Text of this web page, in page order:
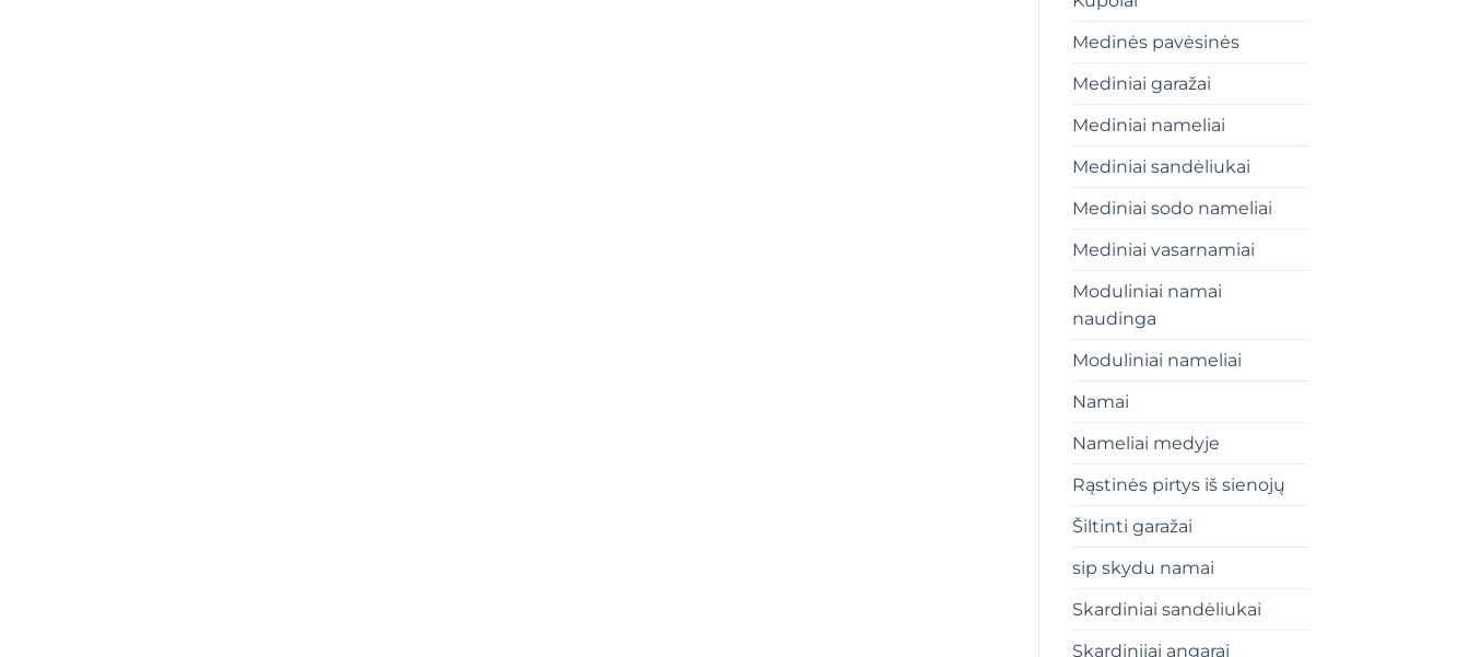
Medinės pavėsinės
Mediniai garažai
Mediniai nameliai
Mediniai sandėliukai
Mediniai sodo nameliai
Mediniai vasarnamiai
Moduliniai namai
naudinga
Moduliniai nameliai
Namai
Nameliai medyje
Rąstinės pirtys iš sienojų
Šiltinti garažai
sip skydu namai
Skardiniai sandėliukai
Skardiniiai angarai